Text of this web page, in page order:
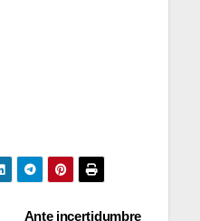
Ante incertidumbre